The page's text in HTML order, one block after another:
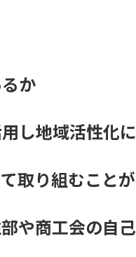
か
し地域活性化
取り組むこと
や商工会の自